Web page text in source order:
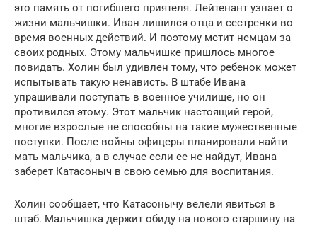
это память от погибшего приятеля. Лейтенант узнает о
жизни мальчишки. Иван лишился отца и сестренки во
время военных действий. И поэтому мстит немцам за
своих родных. Этому мальчишке пришлось многое
повидать. Холин был удивлен тому, что ребенок может
испытывать такую ненависть. В штабе Ивана
упрашивали поступать в военное училище, но он
противился этому. Этот мальчик настоящий герой,
многие взрослые не способны на такие мужественные
поступки. После войны офицеры планировали найти
мать мальчика, а в случае если ее не найдут, Ивана
заберет Катасоныч в свою семью для воспитания.
Холин сообщает, что Катасонычу велели явиться в
штаб. Мальчишка держит обиду на нового старшину на